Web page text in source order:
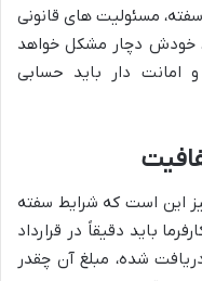
مسئولیت های قانونی
خودش دچار مشکل خواهد
دار باید حسابی
این است که شرایط سفته
باید دقیقاً در قرارداد
شده، مبلغ آن چقدر